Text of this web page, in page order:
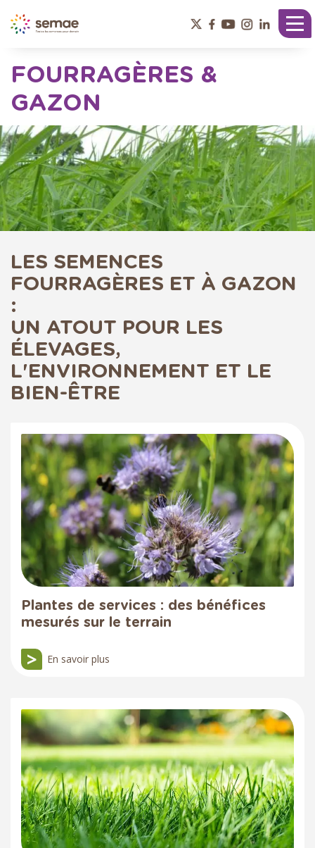
FOURRAGÈRES &
GAZON
LES SEMENCES
FOURRAGÈRES ET À GAZON
:
UN ATOUT POUR LES
ÉLEVAGES,
L'ENVIRONNEMENT ET LE
BIEN-ÊTRE
Plantes de services : des bénéfices
mesurés sur le terrain
En savoir plus